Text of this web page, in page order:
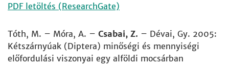
PDF letöltés (ResearchGate)
Tóth, M. – Móra, A. – Csabai, Z. – Dévai, Gy. 2005:
Kétszárnyúak (Diptera) minőségi és mennyiségi
előfordulási viszonyai egy alföldi mocsárban